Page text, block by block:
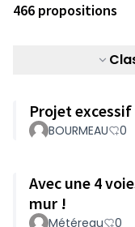
466 propositions
Projet
BOURMEAU 0
Avec une 4
mur !
Météreau 0